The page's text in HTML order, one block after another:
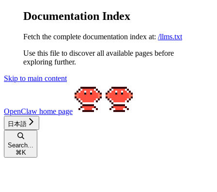
Documentation Index
Fetch the complete documentation index at: /llms.txt
Use this file to discover all available pages before
exploring further.
Skip to main content
OpenClaw home page
日本語
Search...
⌘ K